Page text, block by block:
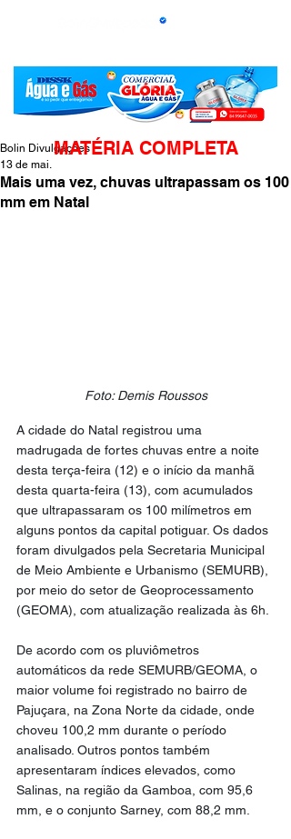
Mais uma vez, chuvas ultrapassam os 100
mm em Natal
Bolin Divulgações
13 de mai.
Foto: Demis Roussos
A cidade do Natal registrou uma
madrugada de fortes chuvas entre a noite
desta terça-feira (12) e o início da manhã
desta quarta-feira (13), com acumulados
que ultrapassaram os 100 milímetros em
alguns pontos da capital potiguar. Os dados
foram divulgados pela Secretaria Municipal
de Meio Ambiente e Urbanismo (SEMURB),
por meio do setor de Geoprocessamento
(GEOMA), com atualização realizada às 6h.
De acordo com os pluviômetros
automáticos da rede SEMURB/GEOMA, o
maior volume foi registrado no bairro de
Pajuçara, na Zona Norte da cidade, onde
choveu 100,2 mm durante o período
analisado. Outros pontos também
apresentaram índices elevados, como
Salinas, na região da Gamboa, com 95,6
mm, e o conjunto Sarney, com 88,2 mm.
MATÉRIA COMPLETA